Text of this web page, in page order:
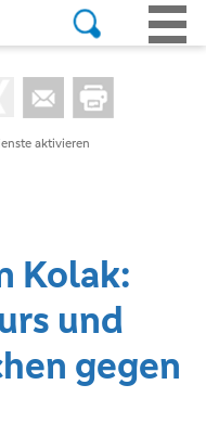
aktivieren
Kolak:
und
gegen